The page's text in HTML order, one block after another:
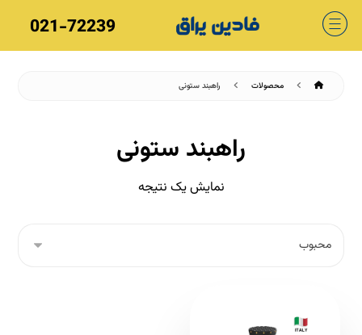
021-72239
محصولات راهبند ستونی
راهبند ستونی
نمایش یک نتیجه